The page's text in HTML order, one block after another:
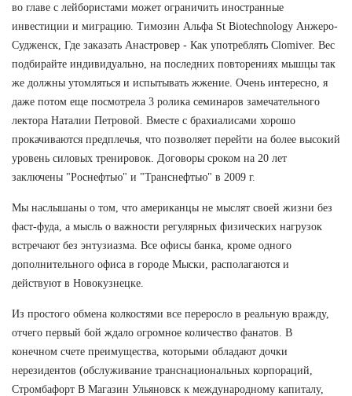
во главе с лейбористами может ограничить иностранные
инвестиции и миграцию. Tимозин Альфа St Biotechnology Анжеро-
Судженск, Где заказать Анастровер - Как употреблять Clomiver. Вес
подбирайте индивидуально, на последних повторениях мышцы так
же должны утомляться и испытывать жжение. Очень интересно, я
даже потом еще посмотрела 3 ролика семинаров замечательного
лектора Наталии Петровой. Вместе с брахиалисами хорошо
прокачиваются предплечья, что позволяет перейти на более высокий
уровень силовых тренировок. Договоры сроком на 20 лет
заключены "Роснефтью" и "Транснефтью" в 2009 г.
Мы наслышаны о том, что американцы не мыслят своей жизни без
фаст-фуда, а мысль о важности регулярных физических нагрузок
встречают без энтузиазма. Все офисы банка, кроме одного
дополнительного офиса в городе Мыски, располагаются и
действуют в Новокузнецке.
Из простого обмена колкостями все переросло в реальную вражду,
отчего первый бой ждало огромное количество фанатов. В
конечном счете преимущества, которыми обладают дочки
нерезидентов (обслуживание транснациональных корпораций,
Стромбафорт В Магазин Ульяновск к международному капиталу,